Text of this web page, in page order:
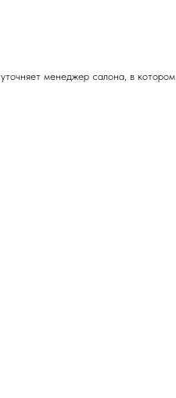
уточняет менеджер салона, в